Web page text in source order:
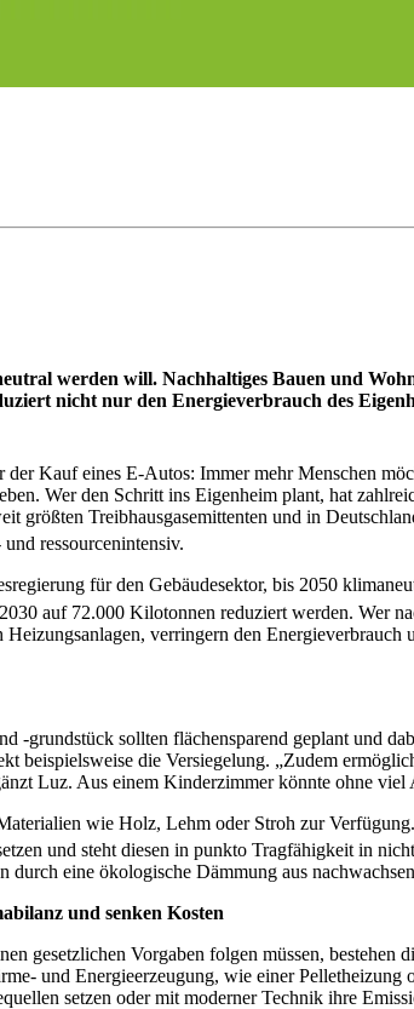
werden will. Nachhaltiges Bauen und
nicht nur den Energieverbrauch des
Kauf eines E-Autos: Immer mehr Menschen
Wer den Schritt ins Eigenheim plant, hat
größten Treibhausgasemittenten und in
ressourcenintensiv.
für den Gebäudesektor, bis 2050
auf 72.000 Kilotonnen reduziert werden. Wer
verringern den Energieverbrauch
-grundstück sollten flächensparend geplant und
beispielsweise die Versiegelung. „Zudem
Luz. Aus einem Kinderzimmer könnte ohne
wie Holz, Lehm oder Stroh zur
und steht diesen in punkto Tragfähigkeit in
eine ökologische Dämmung aus
und senken Kosten
gesetzlichen Vorgaben folgen müssen,
und Energieerzeugung, wie einer
setzen oder mit moderner Technik ihre